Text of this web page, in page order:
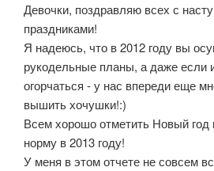
Девочки, поздравляю всех с
праздниками!
Я надеюсь, что в 2012 году вы
рукодельные планы, а даже если
огорчаться - у нас впереди еще
вышить хочушки!:)
Всем хорошо отметить Новый
норму в 2013 году!
У меня в этом отчете не совсем